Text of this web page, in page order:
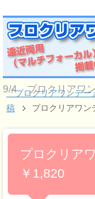
9/4 プロクリアワ
『プロクリアワンデ
稿
プロクリアワ
プロクリア
￥1,820